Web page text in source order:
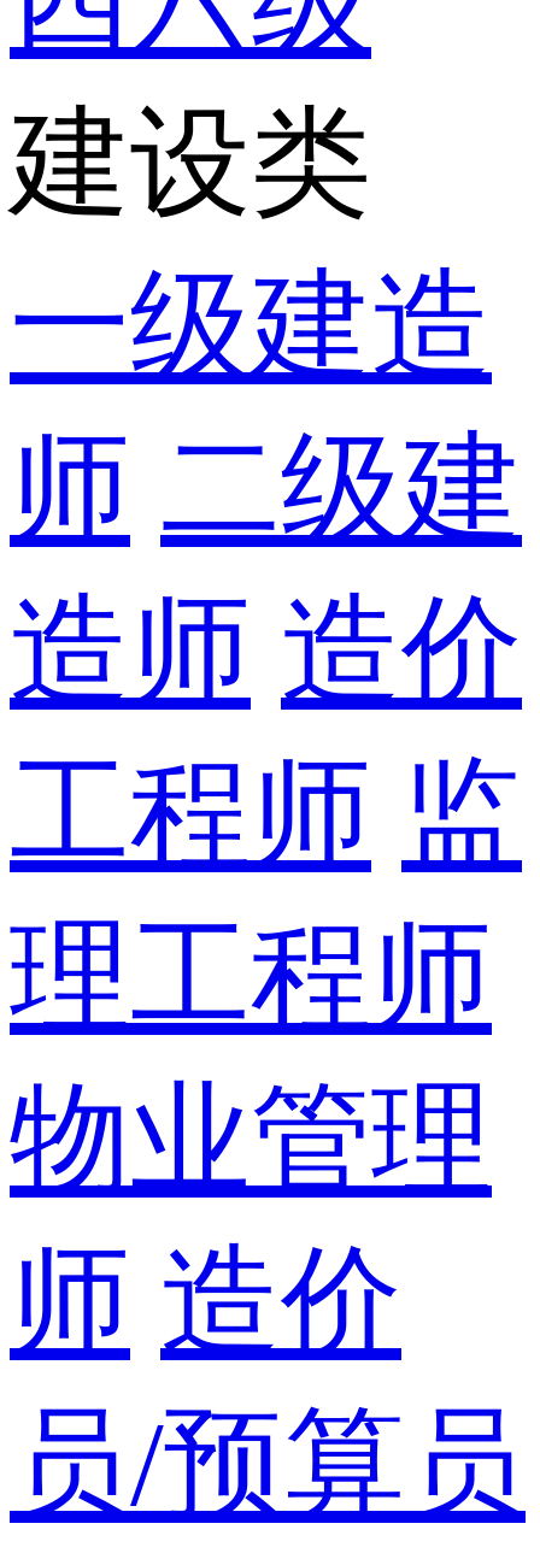
建设类
一级建造
师 二级建
造师 造价
工程师 监
理工程师
物业管理
师 造价
员/预算员